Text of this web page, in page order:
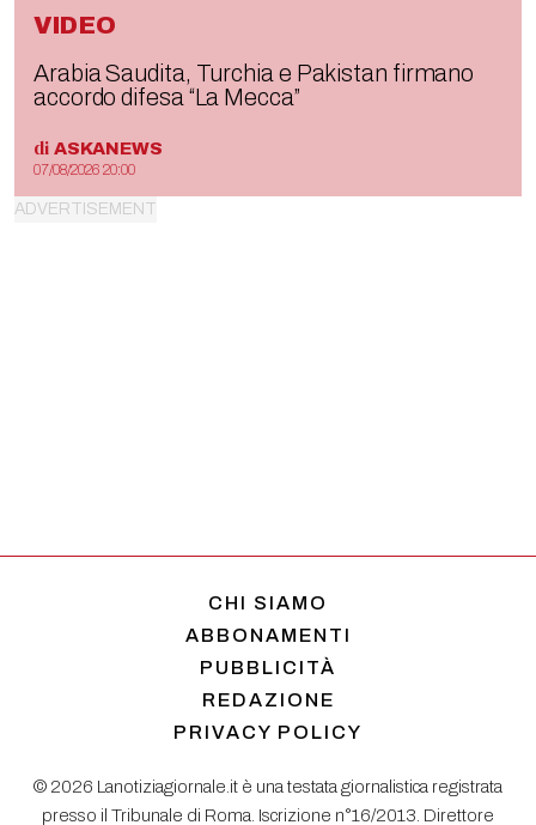
VIDEO
Arabia Saudita, Turchia e Pakistan firmano
accordo difesa “La Mecca”
di ASKANEWS
07/08/2026 20:00
CHI SIAMO
ABBONAMENTI
PUBBLICITÀ
REDAZIONE
PRIVACY POLICY
© 2026 Lanotiziagiornale.it è una testata giornalistica registrata
presso il Tribunale di Roma. Iscrizione n°16/2013. Direttore